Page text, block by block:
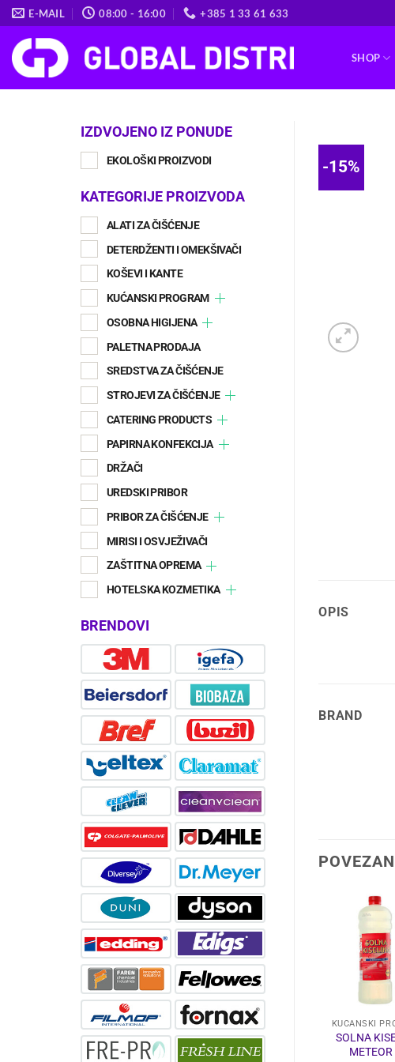
Skip
to
content
E-MAIL 08:00 - 16:00 +385 1 33 61 633
SHOP
IZDVOJENO IZ PONUDE
EKOLOŠKI PROIZVODI
KATEGORIJE PROIZVODA
ALATI ZA ČIŠĆENJE
DETERDŽENTI I OMEKŠIVAČI
KOŠEVI I KANTE
KUĆANSKI PROGRAM
OSOBNA HIGIJENA
PALETNA PRODAJA
SREDSTVA ZA ČIŠĆENJE
STROJEVI ZA ČIŠĆENJE
CATERING PRODUCTS
PAPIRNA KONFEKCIJA
DRŽAČI
UREDSKI PRIBOR
PRIBOR ZA ČIŠĆENJE
MIRISI I OSVJEŽIVAČI
ZAŠTITNA OPREMA
HOTELSKA KOZMETIKA
BRENDOVI
-15%
OPIS
BRAND
KUĆANSKI
SOLNA
MELT SREDSTVO ZA
ODČEPLJIVANJE
PRIBOR ZA ČIŠĆENJE
TANET SR15